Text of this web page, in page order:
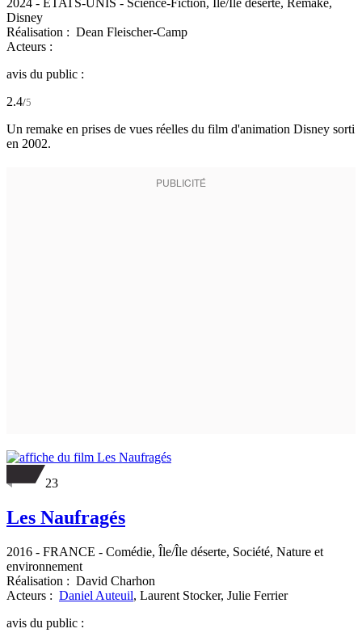
Disney
Réalisation : Dean Fleischer-Camp
Acteurs :
avis du public :
2.4/5
Un remake en prises de vues réelles du film d'animation Disney sorti
en 2002.
23
Les Naufragés
2016 - FRANCE - Comédie, Île/Île déserte, Société, Nature et
environnement
Réalisation : David Charhon
Acteurs : Daniel Auteuil, Laurent Stocker, Julie Ferrier
avis du public :